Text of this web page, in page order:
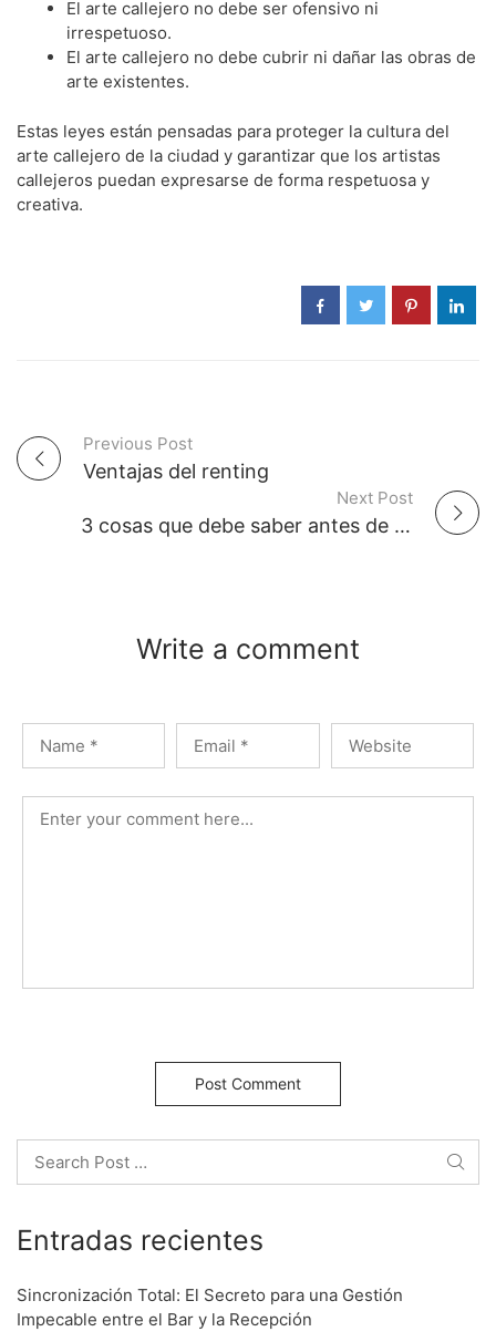
El arte callejero no debe ser ofensivo ni
irrespetuoso.
El arte callejero no debe cubrir ni dañar las obras de
arte existentes.
Estas leyes están pensadas para proteger la cultura del
arte callejero de la ciudad y garantizar que los artistas
callejeros puedan expresarse de forma respetuosa y
creativa.
P
v
a
o
Previous Post
Ventajas del renting
Next Post
3 cosas que debe saber antes de alquilar un coche en España
Write a comment
Entradas recientes
Sincronización Total: El Secreto para una Gestión
Impecable entre el Bar y la Recepción